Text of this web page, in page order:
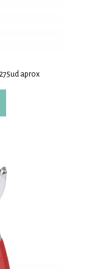
aprox